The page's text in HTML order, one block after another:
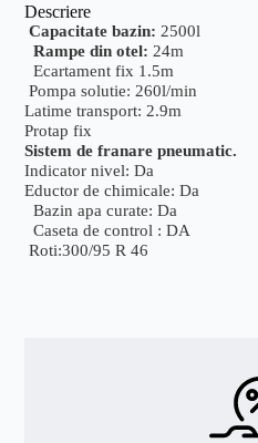
Descriere
Capacitate bazin: 2500l
Rampe din otel: 24m
Ecartament fix 1.5m
Pompa solutie: 260l/min
Latime transport: 2.9m
Protap fix
Sistem de franare pneumatic.
Indicator nivel: Da
Eductor de chimicale: Da
Bazin apa curate: Da
Caseta de control : DA
Roti:300/95 R 46